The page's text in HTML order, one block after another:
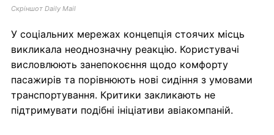
Скріншот Daily Mail
У соціальних мережах концепція стоячих місць
викликала неоднозначну реакцію. Користувачі
висловлюють занепокоєння щодо комфорту
пасажирів та порівнюють нові сидіння з умовами
транспортування. Критики закликають не
підтримувати подібні ініціативи авіакомпаній.